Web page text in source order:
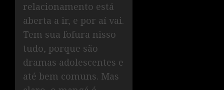
relacionamento está
aberta a ir, e por aí vai.
Tem sua fofura nisso
tudo, porque são
dramas adolescentes e
até bem comuns. Mas